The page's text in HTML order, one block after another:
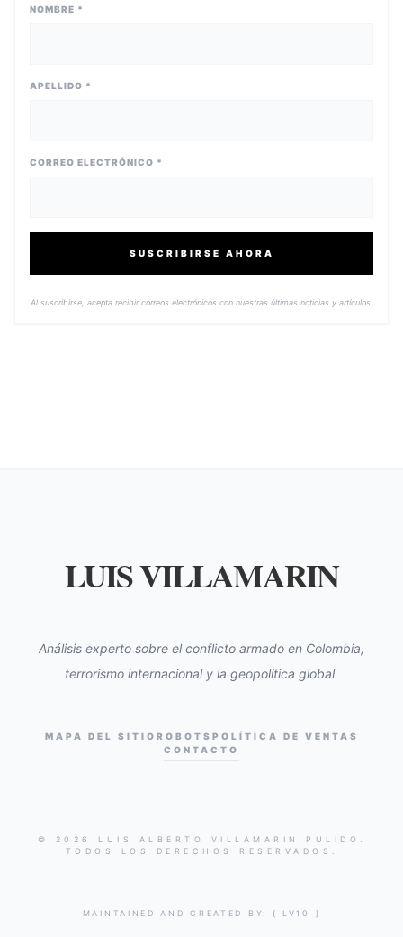
NOMBRE *
APELLIDO *
CORREO ELECTRÓNICO *
SUSCRIBIRSE AHORA
Al suscribirse, acepta recibir correos electrónicos con nuestras últimas noticias y artículos.
LUIS VILLAMARIN
Análisis experto sobre el conflicto armado en Colombia,
terrorismo internacional y la geopolítica global.
MAPA DEL SITIO ROBOTS POLÍTICA DE VENTAS
CONTACTO
© 2026 LUIS ALBERTO VILLAMARIN PULIDO.
TODOS LOS DERECHOS RESERVADOS.
MAINTAINED AND CREATED BY: { LV10 }